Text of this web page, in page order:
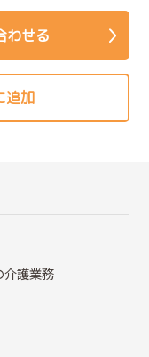
わせる
介護業務